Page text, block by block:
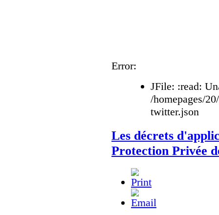
Error:
JFile: :read:
/homepages/
twitter.json
Les décrets
Protection Privée